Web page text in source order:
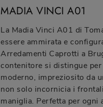
MADIA VINCI A01
La Madia Vinci A01 di
essere ammirata e
Arredamenti Caprotti a
contenitore si distingue
moderno, impreziosito da
non solo incornicia i
maniglia. Perfetta per ogni